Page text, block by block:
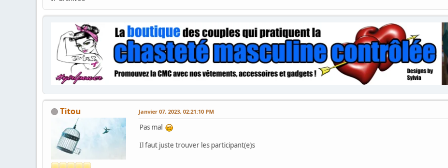
Titou Janvier 07, 2023, 02:21:10 PM
Pas mal
Il faut juste trouver les participant(e)s